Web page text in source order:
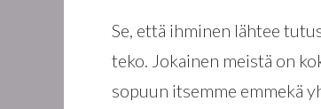
Se, että ihminen lähtee
teko. Jokainen meistä on
sopuun itsemme emmekä